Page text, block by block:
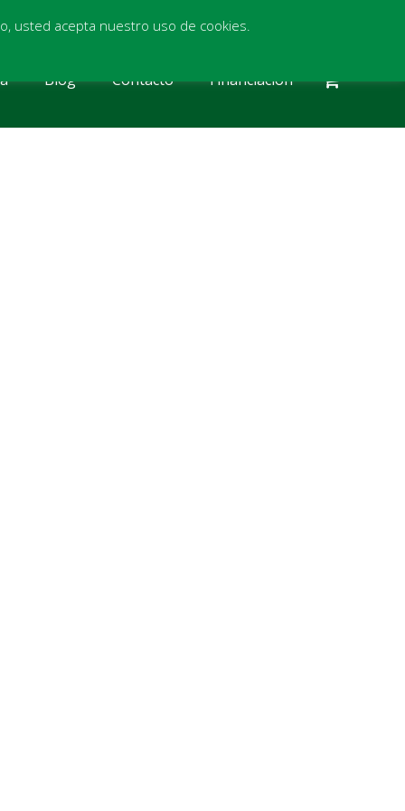
Blog Contacto Financiación
usted acepta nuestro uso de cookies.